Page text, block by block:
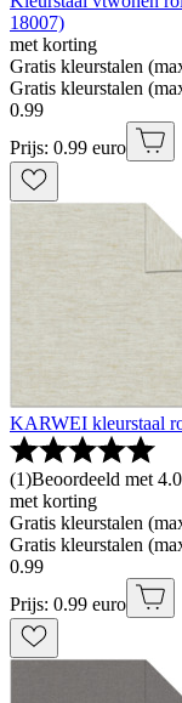
18007)
met korting
Gratis kleurstalen
Gratis kleurstalen
0.99
Prijs: 0.99 euro
KARWEI kleurstaal
(1)Beoordeeld met
met korting
Gratis kleurstalen
Gratis kleurstalen
0.99
Prijs: 0.99 euro